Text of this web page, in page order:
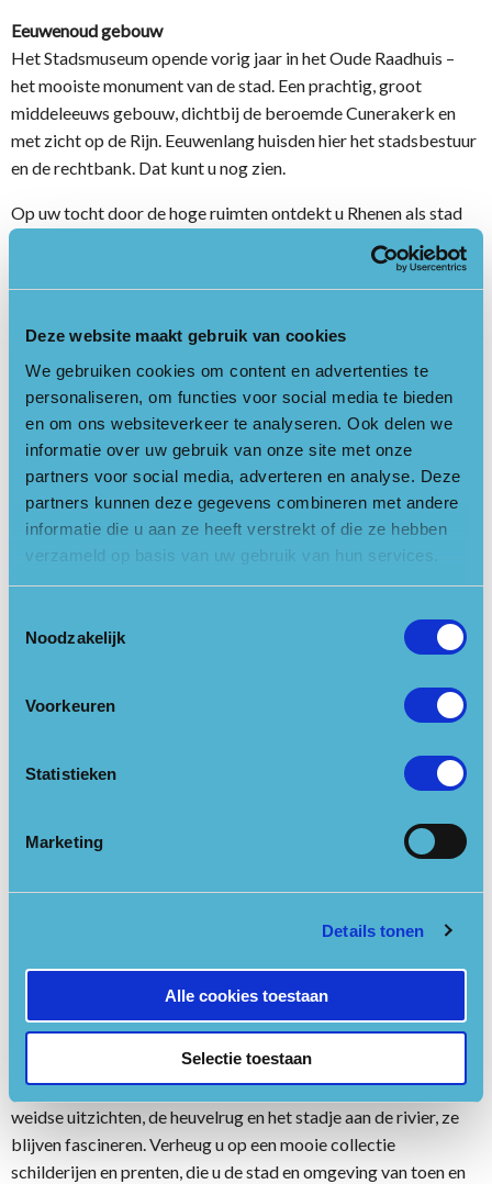
Deze website maakt gebruik van cookies
We gebruiken cookies om content en advertenties te
personaliseren, om functies voor social media te bieden
en om ons websiteverkeer te analyseren. Ook delen we
informatie over uw gebruik van onze site met onze
partners voor social media, adverteren en analyse. Deze
partners kunnen deze gegevens combineren met andere
informatie die u aan ze heeft verstrekt of die ze hebben
verzameld op basis van uw gebruik van hun services.
Noodzakelijk
Voorkeuren
Statistieken
Marketing
Details tonen
Alle cookies toestaan
Selectie toestaan
Eeuwenoud gebouw
Het Stadsmuseum opende vorig jaar in het Oude Raadhuis –
het mooiste monument van de stad. Een prachtig, groot
middeleeuws gebouw, dichtbij de beroemde Cunerakerk en
met zicht op de Rijn. Eeuwenlang huisden hier het stadsbestuur
en de rechtbank. Dat kunt u nog zien.
Op uw tocht door de hoge ruimten ontdekt u Rhenen als stad
van schatten, strijd en schoonheid. Een plaats die ook
verbonden is met grote historische gebeurtenissen en
(inter)nationale netwerken. Dat heeft alles te maken met de
Schatten
U kunt in het museum genieten van archeologische topstukken,
die de Rhenense bodem prijs gaf – waaronder imposante
goudschatten en archeologische voorwerpen. Wapens,
eetgerei, sieraden met edelsteen uit zelfs India. Herinneringen
aan Neanderthalers en mammoeten. Maar ook ziet u tal van
voorwerpen die Rhenen als populaire middeleeuwse
bedevaartsplaats in de spotlichten zetten. Zoals een zeldzaam
eikenhouten beeld van Cunera, uit 1500, en kwetsbare
pelgrimstekens. Ooit werden ze met duizenden tegelijk
gemaakt als herinnering aan de Heilige Cunera, die in Rhenen
Strijdkamer
Rhenen is veel gestreden. Een Vikingenzwaard, gevonden in de
Rijn, herinnert hier aan. Maar ook een schilderij waarop
Gelderse troepen de ommuurde stad belagen. Soldatenhelmen,
gevonden in de Stadsgracht van ooit, verwijzen naar de strijd
midden van een stad in puin. En van Ouwehands Dierenpark,
Schoonheid
Rhenen, wat ben je mooi! Kunstenaars zijn al eeuwen geraakt
door Rhenens schoonheid. Rembrandt was er een van. De
weidse uitzichten, de heuvelrug en het stadje aan de rivier, ze
blijven fascineren. Verheug u op een mooie collectie
schilderijen en prenten, die u de stad en omgeving van toen en